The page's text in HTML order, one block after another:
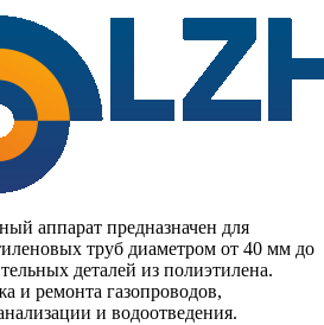
аппарат предназначен для
труб диаметром от 40 мм до
деталей из полиэтилена.
и ремонта газопроводов,
и водоотведения.